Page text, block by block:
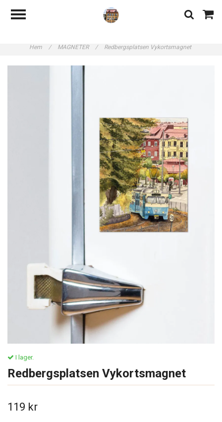
Hem / MAGNETER / Redbergsplatsen Vykortsmagnet
I lager.
Redbergsplatsen Vykortsmagnet
119 kr